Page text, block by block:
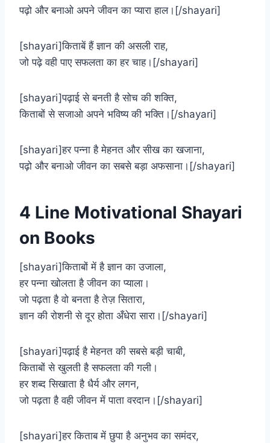
पढ़ो और बनाओ अपने जीवन का प्यारा हाल।[/shayari]
[shayari]किताबें हैं ज्ञान की असली राह,
जो पढ़े वही पाए सफलता का हर चाह।[/shayari]
[shayari]पढ़ाई से बनती है सोच की शक्ति,
किताबों से सजाओ अपने भविष्य की भक्ति।[/shayari]
[shayari]हर पन्ना है मेहनत और सीख का खजाना,
पढ़ो और बनाओ जीवन का सबसे बड़ा अफसाना।[/shayari]
4 Line Motivational Shayari
on Books
[shayari]किताबों में है ज्ञान का उजाला,
हर पन्ना खोलता है जीवन का प्याला।
जो पढ़ता है वो बनता है तेज़ सितारा,
ज्ञान की रोशनी से दूर होता अँधेरा सारा।[/shayari]
[shayari]पढ़ाई है मेहनत की सबसे बड़ी चाबी,
किताबों से खुलती है सफलता की गली।
हर शब्द सिखाता है धैर्य और लगन,
जो पढ़ता है वही जीवन में पाता वरदान।[/shayari]
[shayari]हर किताब में छुपा है अनुभव का समंदर,